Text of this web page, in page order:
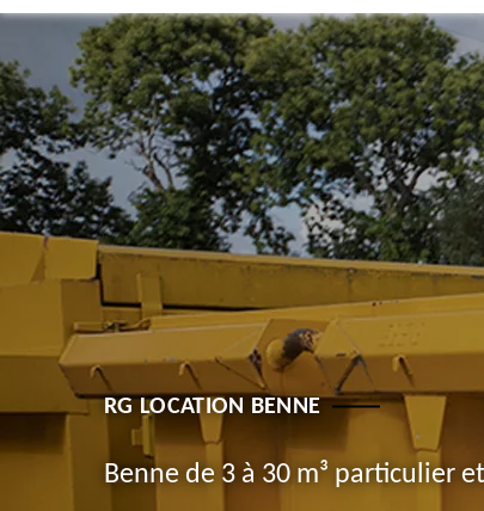
RG LOCATION BENNE
Benne de 3 à 30 m³ particulier